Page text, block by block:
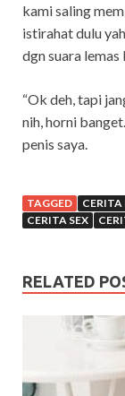
kami saling
istirahat dulu
dgn suara lemas
“Ok deh, tapi
nih, horni
penis saya.
TAGGED CERITA
CERITA SEX
RELATED